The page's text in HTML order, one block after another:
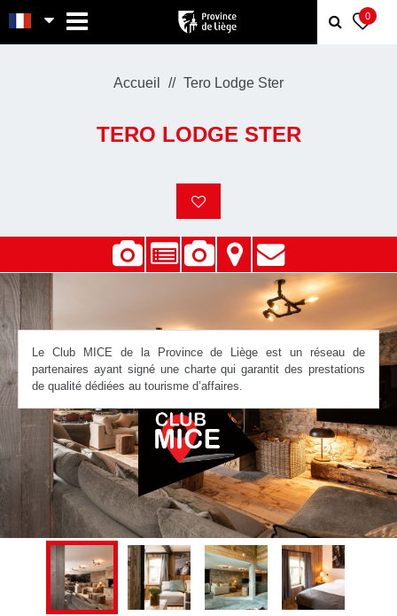
0
Accueil Tero Lodge Ster
TERO LODGE STER
Le Club MICE de la Province de Liège est un réseau de
partenaires ayant signé une charte qui garantit des prestations
de qualité dédiées au tourisme d’affaires.